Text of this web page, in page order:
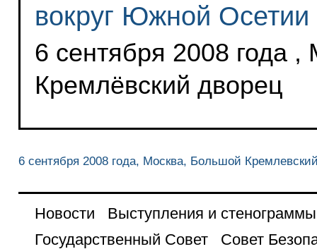
вокруг Южной Осетии
6 сентября 2008 года
Кремлёвский дворец
6 сентября 2008 года, Москва, Большой
Новости
Выступления и стенограммы
Государственный Совет
Совет